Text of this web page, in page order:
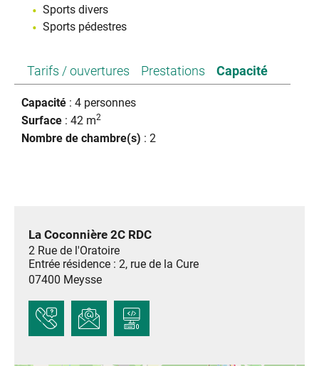
Sports divers
Sports pédestres
Tarifs / ouvertures Prestations Capacité
Capacité : 4 personnes
Surface : 42 m2
Nombre de chambre(s) : 2
La Coconnière 2C RDC
2 Rue de l'Oratoire
Entrée résidence : 2, rue de la Cure
07400 Meysse